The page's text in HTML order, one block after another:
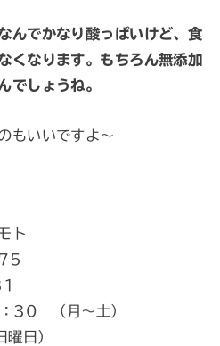
んでかなり酸っぱいけど、食
くなります。もちろん無添加
でしょうね。
もいいですよ～
ト
75
30 （月～土）
日）